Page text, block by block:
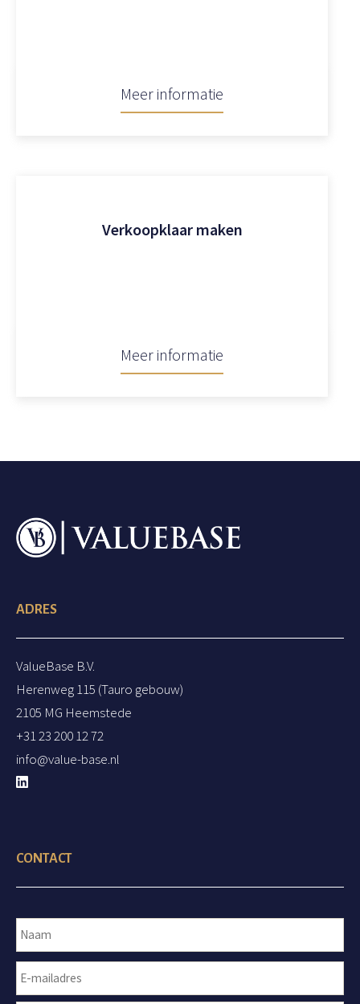
Meer informatie
Verkoopklaar maken
Meer informatie
ADRES
ValueBase B.V.
Herenweg 115 (Tauro gebouw)
2105 MG Heemstede
+31 23 200 12 72
info@value-base.nl
CONTACT
N
a
a
m
V
o
m